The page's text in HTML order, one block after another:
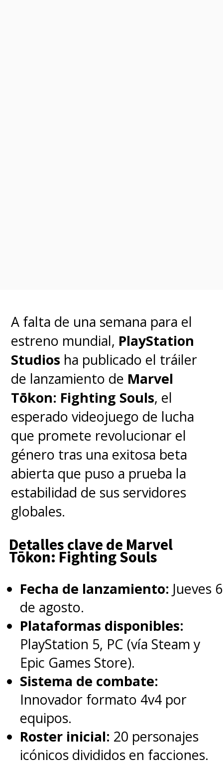
cerebral, y después está el
héroe de acción, el líder, el
esposo, el padre, el amigo.
Sabía que Pedro podía hacer
todo eso", celebró.
La película no será una
historia de orígenes. Acá
tenemos aLos Cuatro
Fantásticoscomo verdaderos
ídolos de la humanidad, siendo
héroes admirados luego de
recibir poderes a causa de la
radiación cósmica durante un
viaje espacial
. Claramente,
cuando nos encontremos con
esta encarnación
cinematográfica de la Primera
Familia, han salvado al mundo
en más de una oportunidad.
La historia transcurre en la
década de los 60 de una
Tierra alternativa , teniendo
A falta de una semana para el
estreno mundial, PlayStation
Studios ha publicado el tráiler
de lanzamiento de Marvel
Tōkon: Fighting Souls, el
esperado videojuego de lucha
que promete revolucionar el
género tras una exitosa beta
abierta que puso a prueba la
estabilidad de sus servidores
globales.
Detalles clave de Marvel
Tōkon: Fighting Souls
Fecha de lanzamiento: Jueves 6
de agosto.
Plataformas disponibles:
PlayStation 5, PC (vía Steam y
Epic Games Store).
Sistema de combate:
Innovador formato 4v4 por
equipos.
Roster inicial: 20 personajes
icónicos divididos en facciones.